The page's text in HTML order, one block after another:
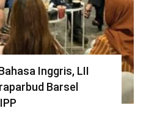
Inggris, LII
Barsel